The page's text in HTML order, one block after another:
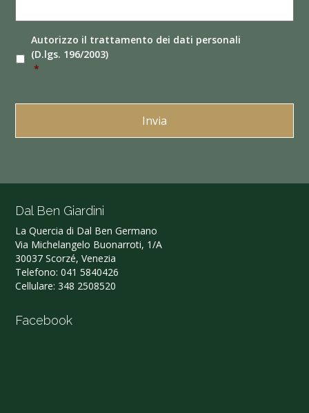
Autorizzo il trattamento dei dati personali
(D.lgs. 196/2003)
*
Dal Ben Giardini
La Quercia di Dal Ben Germano‎
Via Michelangelo Buonarroti, 1/A
30037 Scorzé, Venezia
Telefono:041 5840426
Cellulare:348 2508520
Facebook